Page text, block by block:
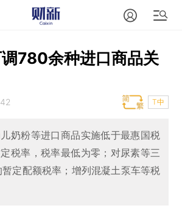
780余种进口商品关
T中
奶粉等进口商品实施低于最惠国税
税率，税率最低为零；对尿素等三
暂定配额税率；增列混凝土泵车等税